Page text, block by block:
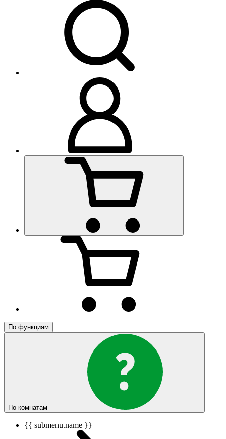
По функциям
По комнатам
{{ submenu.name }}